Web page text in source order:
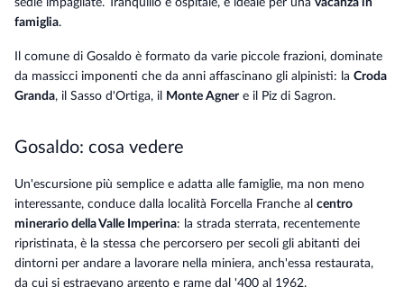
sedie impagliate. Tranquillo e ospitale, è ideale per una vacanza in
famiglia.
Il comune di Gosaldo è formato da varie piccole frazioni, dominate
da massicci imponenti che da anni affascinano gli alpinisti: la Croda
Granda, il Sasso d'Ortiga, il Monte Agnere il Piz di Sagron.
Gosaldo: cosa vedere
Un'escursione più semplice e adatta alle famiglie, ma non meno
interessante, conduce dalla località Forcella Franche al centro
minerario della Valle Imperina: la strada sterrata, recentemente
ripristinata, è la stessa che percorsero per secoli gli abitanti dei
dintorni per andare a lavorare nella miniera, anch'essa restaurata,
da cui si estraevano argento e rame dal '400 al 1962.